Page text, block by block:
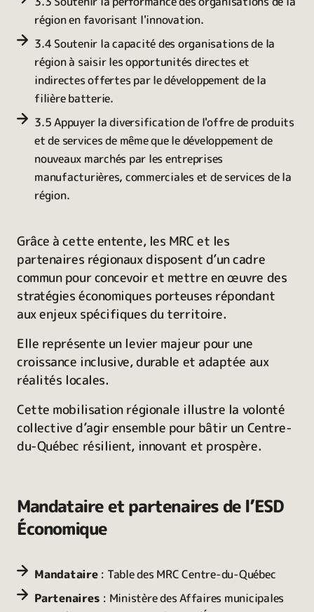
région en favorisant l'innovation.
3.4 Soutenir la capacité des organisations de la
région à saisir les opportunités directes et
indirectes offertes par le développement de la
filière batterie.
3.5 Appuyer la diversification de l'offre de produits
et de services de même que le développement de
nouveaux marchés par les entreprises
manufacturières, commerciales et de services de la
région.
Grâce à cette entente, les MRC et les
partenaires régionaux disposent d’un cadre
commun pour concevoir et mettre en œuvre des
stratégies économiques porteuses répondant
aux enjeux spécifiques du territoire.
Elle représente un levier majeur pour une
croissance inclusive, durable et adaptée aux
réalités locales.
Cette mobilisation régionale illustre la volonté
collective d’agir ensemble pour bâtir un Centre-
du-Québec résilient, innovant et prospère.
Mandataire et partenaires de l’ESD
Économique
Mandataire: Table des MRC Centre-du-Québec
Partenaires : Ministère des Affaires municipales